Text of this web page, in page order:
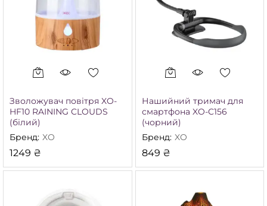
Зволожувач повітря XO-
HF10 RAINING CLOUDS
(білий)
Бренд: XO
1249 ₴
Нашийний тримач для
смартфона XO-C156
(чорний)
Бренд: XO
849 ₴